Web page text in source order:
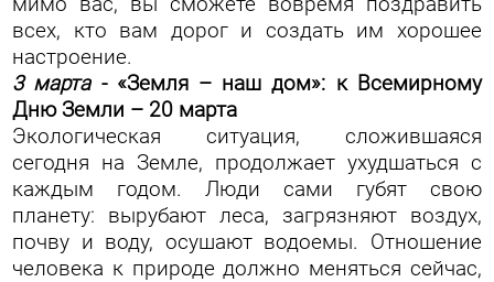
всех, кто вам дорог и создать им хорошее
настроение.
3 марта- «Земля – наш дом»: к Всемирному
Дню Земли – 20 марта
Экологическая ситуация, сложившаяся
сегодня на Земле, продолжает ухудшаться с
каждым годом. Люди сами губят свою
планету: вырубают леса, загрязняют воздух,
почву и воду, осушают водоемы. Отношение
человека к природе должно меняться сейчас,